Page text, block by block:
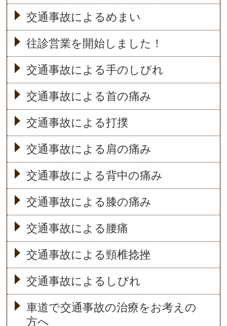
交通事故によるめまい
往診営業を開始しました！
交通事故による手のしびれ
交通事故による首の痛み
交通事故による打撲
交通事故による肩の痛み
交通事故による背中の痛み
交通事故による膝の痛み
交通事故による腰痛
交通事故による頸椎捻挫
交通事故によるしびれ
車道で交通事故の治療をお考えの
方へ